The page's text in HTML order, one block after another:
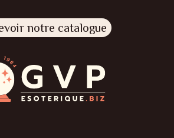
notre catalogue